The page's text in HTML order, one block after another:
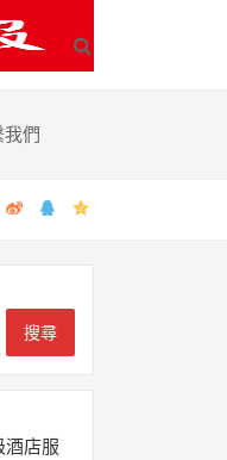
們
搜尋
酒店服